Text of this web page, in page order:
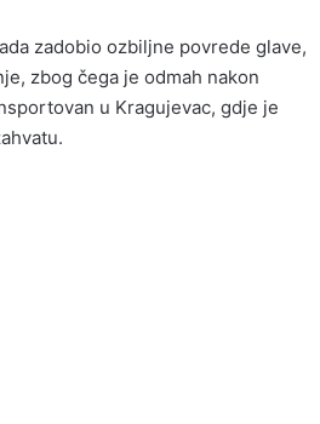
zadobio ozbiljne povrede glave,
zbog čega je odmah nakon
u Kragujevac, gdje je